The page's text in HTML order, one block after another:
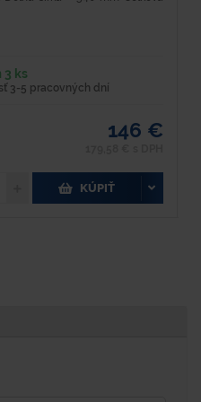
3 ks
3-5 pracovných dní
146 €
KÚPIŤ